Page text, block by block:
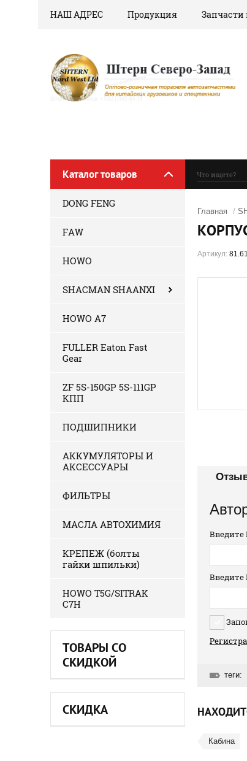
НАШ АДРЕС Продукция Запчасти
Каталог товаров
DONG FENG
FAW
HOWO
SHACMAN SHAANXI
HOWO A7
FULLER Eaton Fast
Gear
ZF 5S-150GP 5S-111GP
КПП
ПОДШИПНИКИ
АККУМУЛЯТОРЫ И
АКСЕССУАРЫ
ФИЛЬТРЫ
МАСЛА АВТОХИМИЯ
КРЕПЕЖ (болты
гайки шпильки)
HOWO T5G/SITRAK
C7H
ТОВАРЫ СО
СКИДКОЙ
СКИДКА
Главная /
Артикул:
Введите
Введите
теги:
Кабина